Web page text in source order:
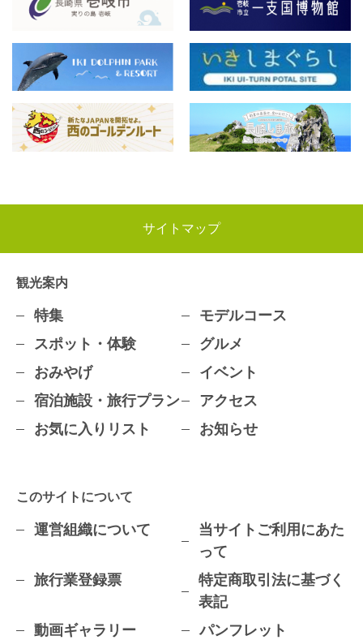
サイトマップ
観光案内
特集
モデルコース
スポット・体験
グルメ
おみやげ
イベント
宿泊施設・旅行プラン
アクセス
お気に入りリスト
お知らせ
このサイトについて
運営組織について
当サイトご利用にあた
って
旅行業登録票
特定商取引法に基づく
表記
動画ギャラリー
パンフレット